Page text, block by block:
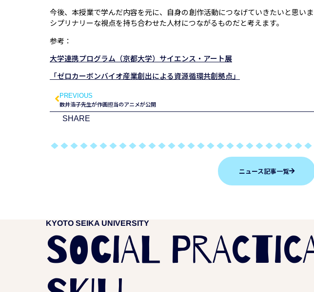
今後、本授業で学んだ内容を元に、自身の創作活動につなげていきたいと思い
シプリナリーな視点を持ち合わせた人材につながるものだと考えます。
参考：
大学連携プログラム（京都大学）サイエンス・アート展
「ゼロカーボンバイオ産業創出による資源循環共創拠点」
PREVIOUS
数井浩子先生が作画担当のアニメが公開
SHARE
ニュース記事一覧
KYOTO SEIKA UNIVERSITY
SOCIAL